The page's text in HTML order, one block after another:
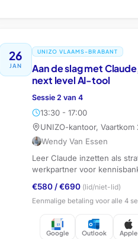
26
JAN
UNIZO VLAAMS-BRABANT
Aan de slag met
next level AI-tool
Sessie2 van4
13:30 - 17:00
UNIZO-kantoor, Vaartkom
Wendy Van Essen
Leer Claude inzetten als
werkpartner voor
€580 /€690 (lid/niet-lid)
Eenmalige betaling voor alle4
Google Outlook Apple